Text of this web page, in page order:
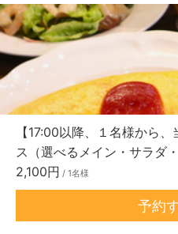
【17:00以降、１名様から
ス（選べるメイン・サラダ
2,100円 / 1名様
予約